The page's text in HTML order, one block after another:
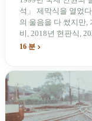
석」 제막식을 열었
의 울음을 다 썼지만,
비, 2018년 현판식,
념하기 위해 스스로
16 분